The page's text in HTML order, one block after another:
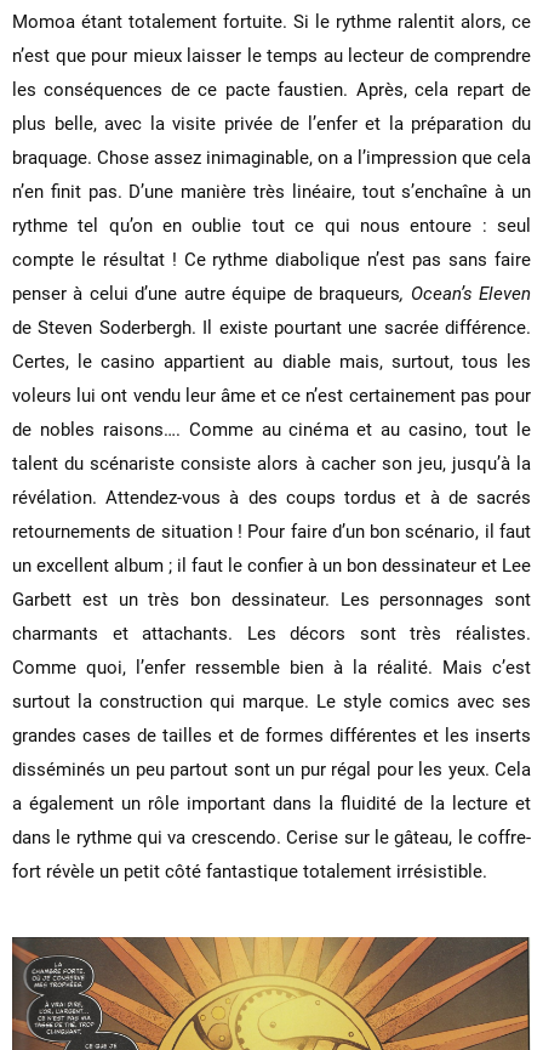
Momoa étant totalement fortuite. Si le rythme ralentit alors, ce
n’est que pour mieux laisser le temps au lecteur de comprendre
les conséquences de ce pacte faustien. Après, cela repart de
plus belle, avec la visite privée de l’enfer et la préparation du
braquage. Chose assez inimaginable, on a l’impression que cela
n’en finit pas. D’une manière très linéaire, tout s’enchaîne à un
rythme tel qu’on en oublie tout ce qui nous entoure : seul
compte le résultat ! Ce rythme diabolique n’est pas sans faire
penser à celui d’une autre équipe de braqueurs, Ocean’s Eleven
de Steven Soderbergh. Il existe pourtant une sacrée différence.
Certes, le casino appartient au diable mais, surtout, tous les
voleurs lui ont vendu leur âme et ce n’est certainement pas pour
de nobles raisons…. Comme au cinéma et au casino, tout le
talent du scénariste consiste alors à cacher son jeu, jusqu’à la
révélation. Attendez-vous à des coups tordus et à de sacrés
retournements de situation ! Pour faire d’un bon scénario, il faut
un excellent album ; il faut le confier à un bon dessinateur et Lee
Garbett est un très bon dessinateur. Les personnages sont
charmants et attachants. Les décors sont très réalistes.
Comme quoi, l’enfer ressemble bien à la réalité. Mais c’est
surtout la construction qui marque. Le style comics avec ses
grandes cases de tailles et de formes différentes et les inserts
disséminés un peu partout sont un pur régal pour les yeux. Cela
a également un rôle important dans la fluidité de la lecture et
dans le rythme qui va crescendo. Cerise sur le gâteau, le coffre-
fort révèle un petit côté fantastique totalement irrésistible.